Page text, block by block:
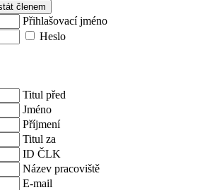
členem
Přihlašovací jméno
Heslo
Titul před
Jméno
Příjmení
Titul za
ID ČLK
Název pracoviště
E-mail